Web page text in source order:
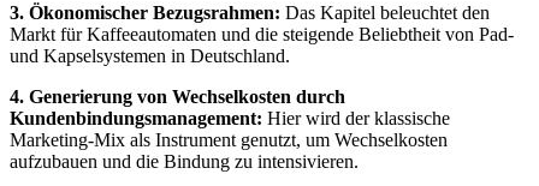
3. Ökonomischer Bezugsrahmen: Das Kapitel beleuchtet den
Markt für Kaffeeautomaten und die steigende Beliebtheit von Pad-
und Kapselsystemen in Deutschland.
4. Generierung von Wechselkosten durch
Kundenbindungsmanagement: Hier wird der klassische
Marketing-Mix als Instrument genutzt, um Wechselkosten
aufzubauen und die Bindung zu intensivieren.